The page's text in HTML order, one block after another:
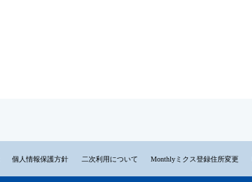
個人情報保護方針 二次利用について Monthlyミクス登録住所変更